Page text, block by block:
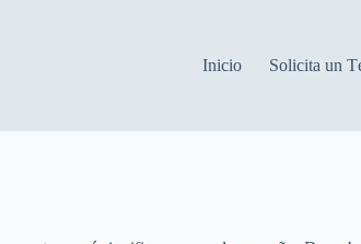
Inicio Solicita un